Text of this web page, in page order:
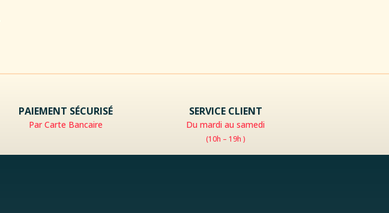
PAIEMENT SÉCURISÉ
Par Carte Bancaire
SERVICE CLIENT
Du mardi au samedi
(10h – 19h )